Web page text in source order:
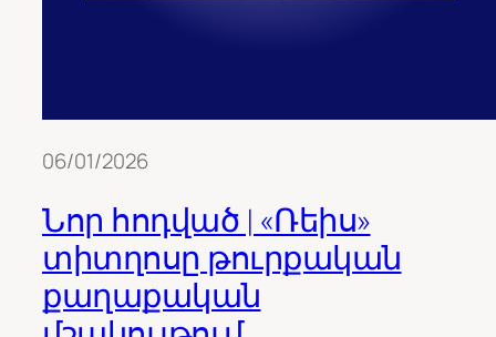
06/01/2026
Նոր հոդված | «Ռեիս»
տիտղոսը թուրքական
քաղաքական